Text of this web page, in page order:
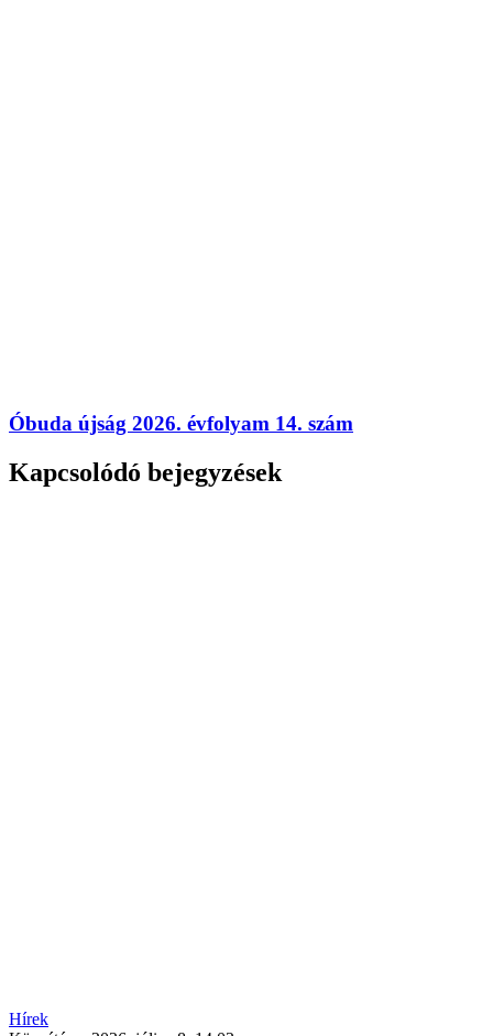
Óbuda újság 2026. évfolyam 14. szám
Kapcsolódó bejegyzések
Hírek